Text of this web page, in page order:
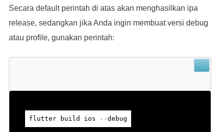
Secara default perintah di atas akan menghasilkan ipa
release, sedangkan jika Anda ingin membuat versi debug
atau profile, gunakan perintah:
flutter build ios --debug